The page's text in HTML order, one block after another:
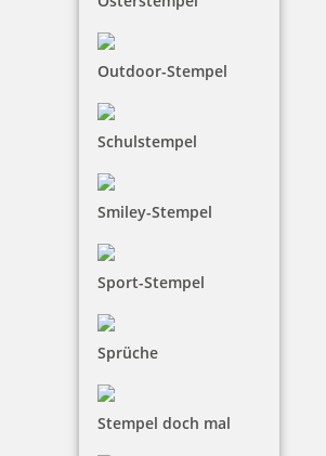
Outdoor-Stempel
Schulstempel
Smiley-Stempel
Sport-Stempel
Sprüche
Stempel doch mal